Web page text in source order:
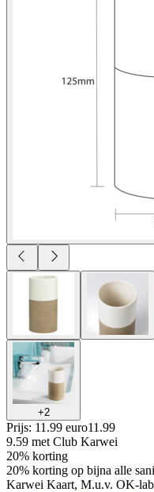
+2
Prijs: 11.99 euro11 .99
9.59 met Club Karwei
20% korting
20% korting op bijna alle
Karwei Kaart, M.u.v. OK-